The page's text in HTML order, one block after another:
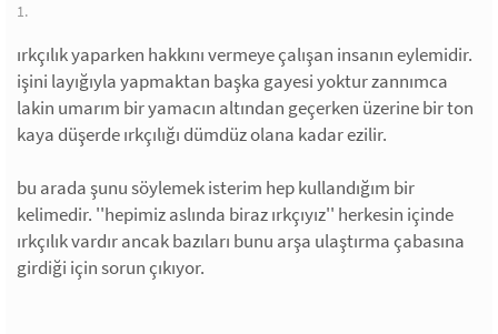
1.
ırkçılık yaparken hakkını vermeye çalışan insanın eylemidir.
işini layığıyla yapmaktan başka gayesi yoktur zannımca
lakin umarım bir yamacın altından geçerken üzerine bir ton
kaya düşerde ırkçılığı dümdüz olana kadar ezilir.
bu arada şunu söylemek isterim hep kullandığım bir
kelimedir. ''hepimiz aslında biraz ırkçıyız'' herkesin içinde
ırkçılık vardır ancak bazıları bunu arşa ulaştırma çabasına
girdiği için sorun çıkıyor.